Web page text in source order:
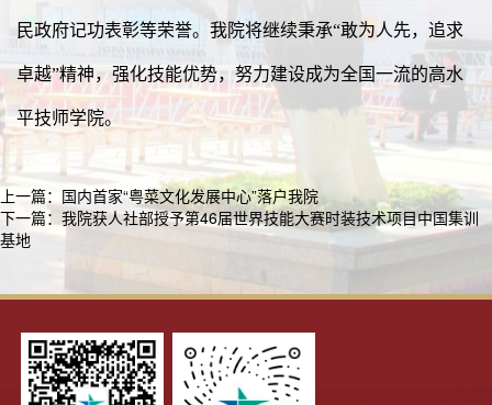
民政府记功表彰等荣誉。我院将继续秉承“敢为人先，追求
卓越”精神，强化技能优势，努力建设成为全国一流的高水
平技师学院。
上一篇： 国内首家“粤菜文化发展中心”落户我院
下一篇： 我院获人社部授予第46届世界技能大赛时装技术项目中国集训
基地